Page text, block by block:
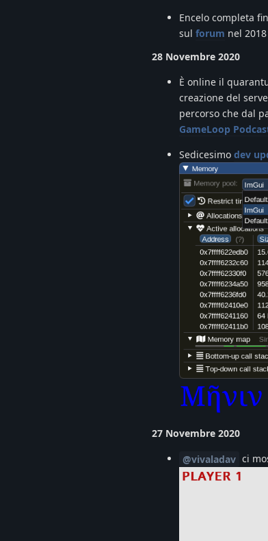
Encelo completa
sul forum nel
28 Novembre 2020
È online il
creazione del
percorso che dal
GameLoop
Sedicesimo dev
27 Novembre 2020
@vivaladav ci